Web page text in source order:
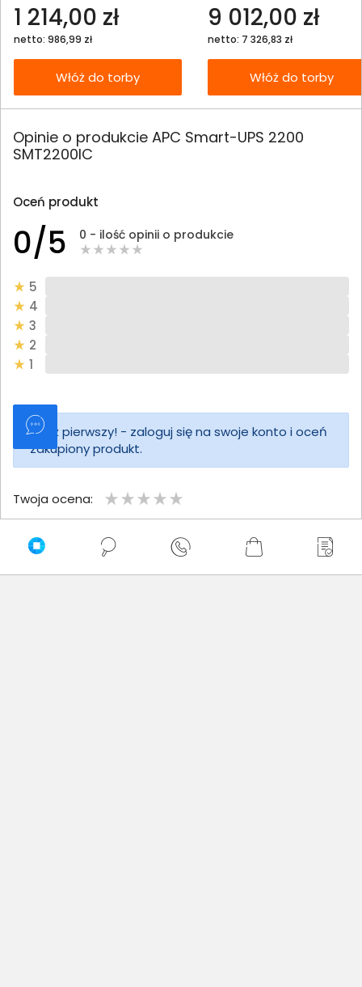
1 214,00 zł
netto: 986,99 zł
Włóż do torby
9 012,00 zł
netto: 7 326,83 zł
Włóż do torby
Opinie o produkcie APC Smart-UPS 2200
SMT2200IC
Oceń produkt
0/5 0 - ilość opinii o produkcie
5
4
3
2
1
Bądź pierwszy! - zaloguj się na swoje konto i oceń
zakupiony produkt.
Twoja ocena:
Twoje imię